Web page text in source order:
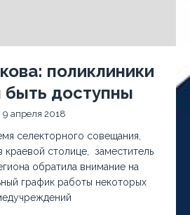
поликлиники
доступны
9 апреля 2018
селекторного совещания,
столице, заместитель
обратила внимание на
график работы некоторых